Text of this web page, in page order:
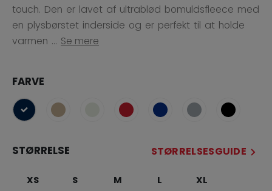
touch. Den er lavet af ultrablød bomuldsfleece med
en plysbørstet inderside og er perfekt til at holde
varmen ... Se mere
FARVE
selected
STØRRELSE STØRRELSESGUIDE
XS S M L XL